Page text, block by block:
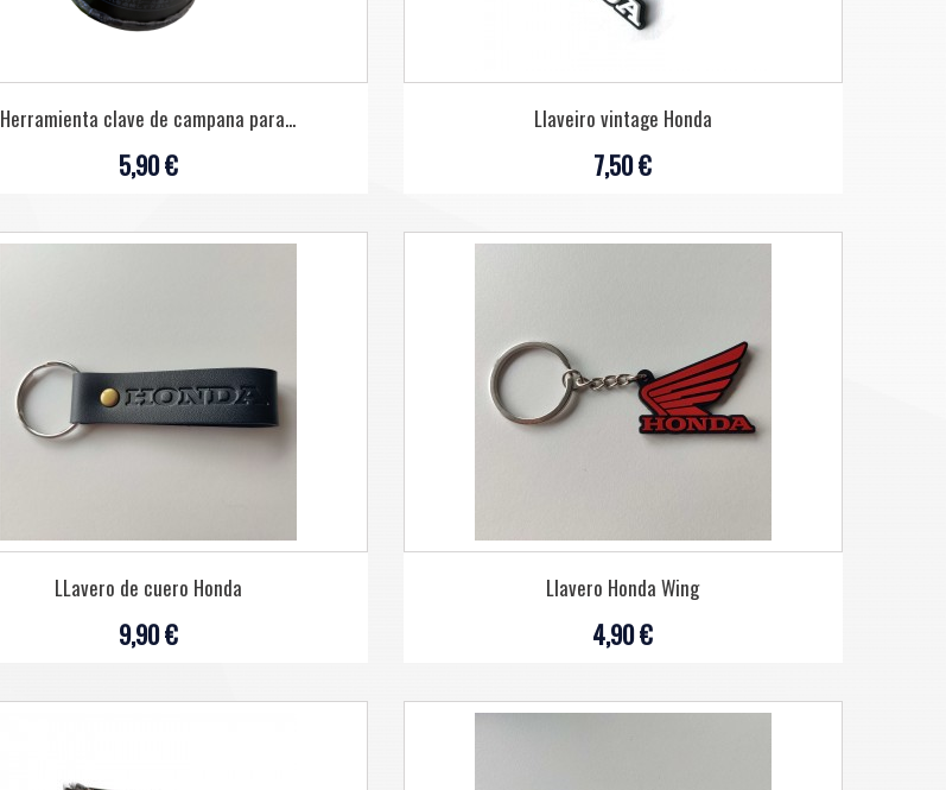
Herramienta clave de campana para...
5,90 €
Llaveiro vintage Honda
7,50 €
LLavero de cuero Honda
9,90 €
Llavero Honda Wing
4,90 €